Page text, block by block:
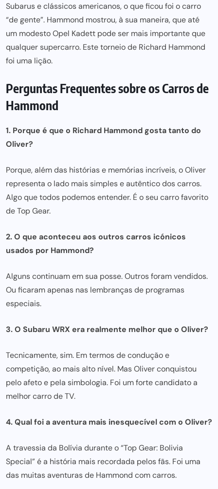
Subarus e clássicos americanos, o que ficou foi o carro
“de gente”. Hammond mostrou, à sua maneira, que até
um modesto Opel Kadett pode ser mais importante que
qualquer supercarro. Este torneio de Richard Hammond
foi uma lição.
Perguntas Frequentes sobre os Carros de
Hammond
1. Porque é que o Richard Hammond gosta tanto do
Oliver?
Porque, além das histórias e memórias incríveis, o Oliver
representa o lado mais simples e autêntico dos carros.
Algo que todos podemos entender. É o seu carro favorito
de Top Gear.
2. O que aconteceu aos outros carros icónicos
usados por Hammond?
Alguns continuam em sua posse. Outros foram vendidos.
Ou ficaram apenas nas lembranças de programas
especiais.
3. O Subaru WRX era realmente melhor que o Oliver?
Tecnicamente, sim. Em termos de condução e
competição, ao mais alto nível. Mas Oliver conquistou
pelo afeto e pela simbologia. Foi um forte candidato a
melhor carro de TV.
4. Qualfoi a aventura mais inesquecível com o Oliver?
A travessia da Bolívia durante o “Top Gear: Bolivia
Special” é a história mais recordada pelos fãs. Foi uma
das muitasaventuras de Hammond com carros.